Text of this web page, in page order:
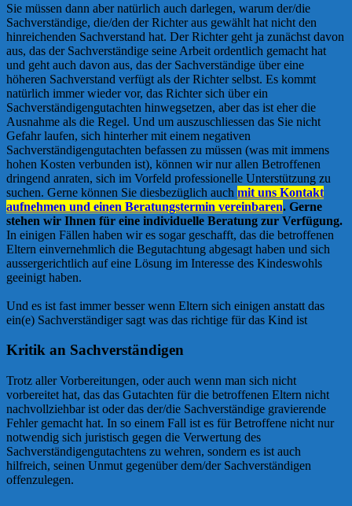
Sie müssen dann aber natürlich auch darlegen, warum der/die
Sachverständige, die/den der Richter aus gewählt hat nicht den
hinreichenden Sachverstand hat. Der Richter geht ja zunächst davon
aus, das der Sachverständige seine Arbeit ordentlich gemacht hat
und geht auch davon aus, das der Sachverständige über eine
höheren Sachverstand verfügt als der Richter selbst. Es kommt
natürlich immer wieder vor, das Richter sich über ein
Sachverständigengutachten hinwegsetzen, aber das ist eher die
Ausnahme als die Regel. Und um auszuschliessen das Sie nicht
Gefahr laufen, sich hinterher mit einem negativen
Sachverständigengutachten befassen zu müssen (was mit immens
hohen Kosten verbunden ist), können wir nur allen Betroffenen
dringend anraten, sich im Vorfeld professionelle Unterstützung zu
suchen. Gerne können Sie diesbezüglich auch mit uns Kontakt
aufnehmen und einen Beratungstermin vereinbaren. Gerne
stehen wir Ihnen für eine individuelle Beratung zur Verfügung.
In einigen Fällen haben wir es sogar geschafft, das die betroffenen
Eltern einvernehmlich die Begutachtung abgesagt haben und sich
aussergerichtlich auf eine Lösung im Interesse des Kindeswohls
geeinigt haben.
Und es ist fast immer besser wenn Eltern sich einigen anstatt das
ein(e) Sachverständiger sagt was das richtige für das Kind ist
Kritik an Sachverständigen
Trotz aller Vorbereitungen, oder auch wenn man sich nicht
vorbereitet hat, das das Gutachten für die betroffenen Eltern nicht
nachvollziehbar ist oder das der/die Sachverständige gravierende
Fehler gemacht hat. In so einem Fall ist es für Betroffene nicht nur
notwendig sich juristisch gegen die Verwertung des
Sachverständigengutachtens zu wehren, sondern es ist auch
hilfreich, seinen Unmut gegenüber dem/der Sachverständigen
offenzulegen.